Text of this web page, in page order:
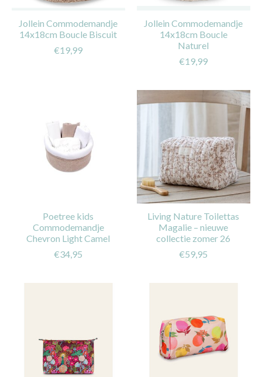
Jollein Commodemandje
14x18cm Boucle Biscuit
€19,99
Jollein Commodemandje
14x18cm Boucle
Naturel
€19,99
Poetree kids
Commodemandje
Chevron Light Camel
€34,95
Living Nature Toilettas
Magalie – nieuwe
collectie zomer 26
€59,95